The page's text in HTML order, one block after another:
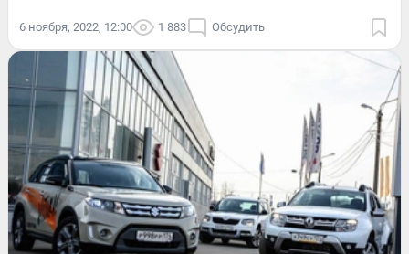
6 ноября, 2022, 12:00 1 883 Обсудить